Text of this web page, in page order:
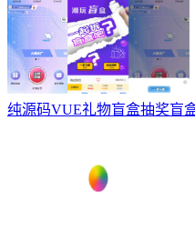
纯源码VUE礼物盲盒抽奖盲